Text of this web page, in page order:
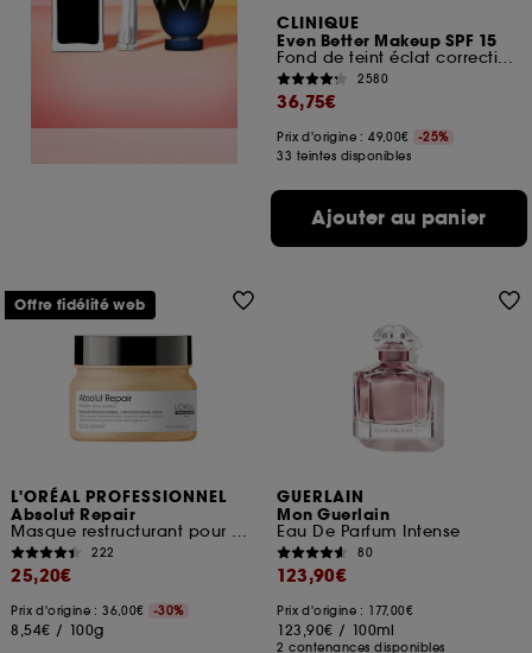
CLINIQUE
Even Better Makeup SPF 15
Fond de teint éclat correction teint SPF 15
2580
36,75€
Prix d'origine : 49,00€
-25%
33 teintes disponibles
Ajouter au panier
L'ORÉAL PROFESSIONNEL
Absolut Repair
Masque restructurant pour cheveux abîmés
222
25,20€
Prix d'origine : 36,00€ -30%
8,54€ / 100g
Offre fidélité web
GUERLAIN
Mon Guerlain
Eau De Parfum Intense
80
123,90€
Prix d'origine : 177,00€
123,90€ / 100ml
2 contenances disponibles